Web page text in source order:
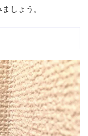
しょう。